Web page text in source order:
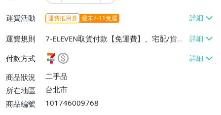
運費活動 運費抵用券 週末7-11免運
運費規則
7-ELEVEN取貨付款【免運費】、宅配/貨運
【免運費】
付款方式
商品狀況
二手品
所在地區
台北市
商品編號
101746009768